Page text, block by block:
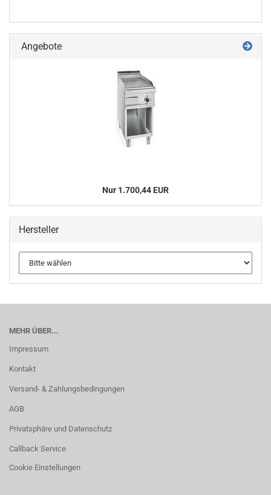
Angebote
Nur 1.700,44 EUR
Hersteller
MEHR ÜBER...
Impressum
Kontakt
Versand- & Zahlungsbedingungen
AGB
Privatsphäre und Datenschutz
Callback Service
Cookie Einstellungen